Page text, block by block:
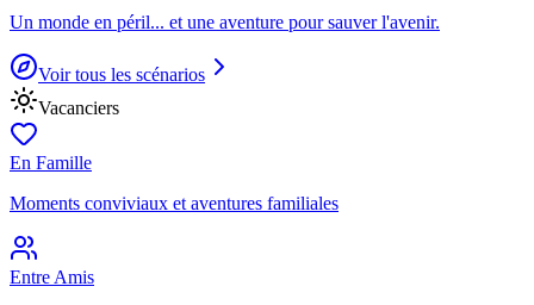
Un monde en péril... et une aventure pour sauver l'avenir.
Voir tous les scénarios
Vacanciers
En Famille
Moments conviviaux et aventures familiales
Entre Amis